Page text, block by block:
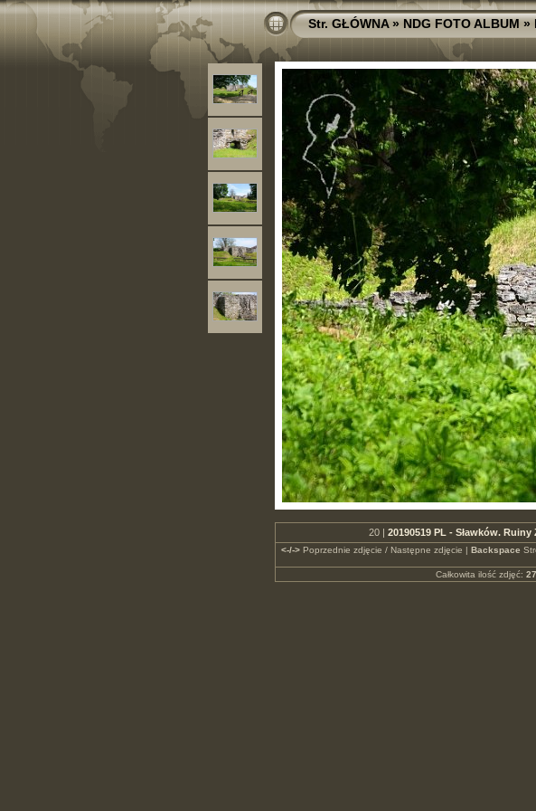
Str. GŁÓWNA»NDG FOTO ALBUM»
20 | 20190519 PL - Sławków.
<-/->Poprzednie zdjęcie / Następne zdjęcie | Backspace
Całkowita ilość zdjęć: 27